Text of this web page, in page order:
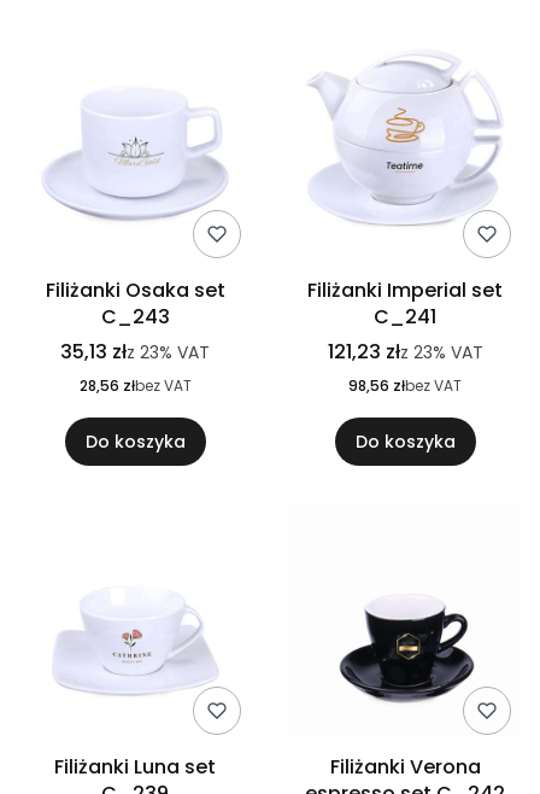
Filiżanki Osaka set
C_243
35,13 złz 23% VAT
28,56 złbez VAT
Do koszyka
Filiżanki Imperial set
C_241
121,23 złz 23% VAT
98,56 złbez VAT
Do koszyka
Filiżanki Luna set
Filiżanki Verona